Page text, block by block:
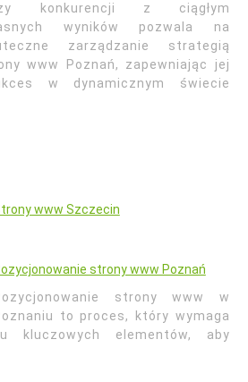
konkurencji z ciągłym
wyników pozwala na
zarządzanie strategią
www Poznań, zapewniając jej
w dynamicznym świecie
www Szczecin
strony www Poznań
strony www w
to proces, który wymaga
kluczowych elementów, aby